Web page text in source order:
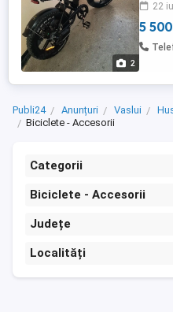
2
22
5
Publi24 Anunțuri Vaslui
Biciclete - Accesorii
Categorii
Biciclete - Accesorii
Județe
Localități